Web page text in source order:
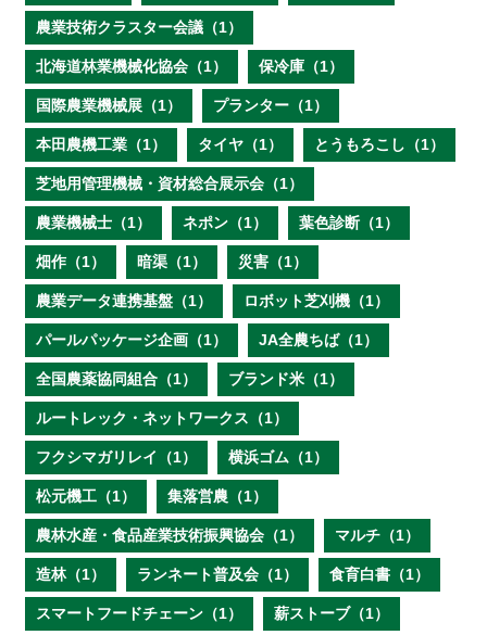
農業技術クラスター会議（1）
北海道林業機械化協会（1） 保冷庫（1）
国際農業機械展（1） プランター（1）
本田農機工業（1） タイヤ（1） とうもろこし（1）
芝地用管理機械・資材総合展示会（1）
農業機械士（1） ネポン（1） 葉色診断（1）
畑作（1） 暗渠（1） 災害（1）
農業データ連携基盤（1） ロボット芝刈機（1）
パールパッケージ企画（1） JA全農ちば（1）
全国農薬協同組合（1） ブランド米（1）
ルートレック・ネットワークス（1）
フクシマガリレイ（1） 横浜ゴム（1）
松元機工（1） 集落営農（1）
農林水産・食品産業技術振興協会（1） マルチ（1）
造林（1） ランネート普及会（1） 食育白書（1）
スマートフードチェーン（1） 薪ストーブ（1）